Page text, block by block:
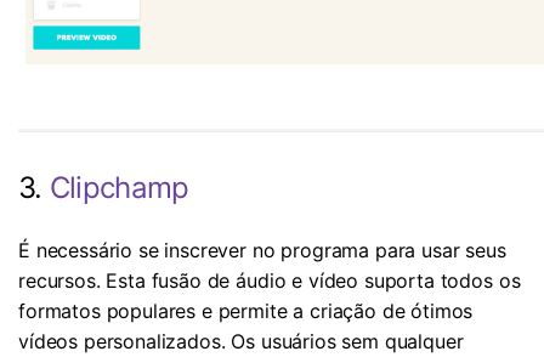
3. Clipchamp
É necessário se inscrever no programa para usar seus
recursos. Esta fusão de áudio e vídeo suporta todos os
formatos populares e permite a criação de ótimos
vídeos personalizados. Os usuários sem qualquer